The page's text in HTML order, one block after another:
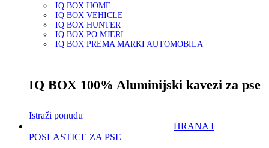
IQ BOX HOME
IQ BOX VEHICLE
IQ BOX HUNTER
IQ BOX PO MJERI
IQ BOX PREMA MARKI AUTOMOBILA
IQ BOX 100% Aluminijski kavezi za pse
Istraži ponudu
HRANA I
POSLASTICE ZA PSE